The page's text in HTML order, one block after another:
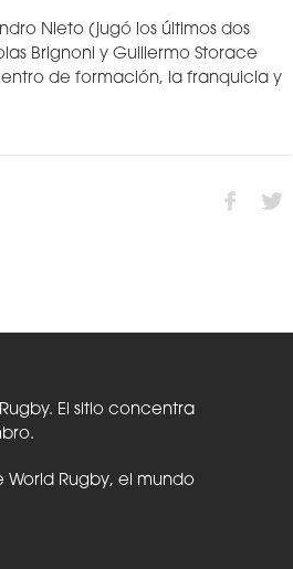
Nieto (jugó los últimos dos
Brignoni y Guillermo Storace
de formación, la franquicia y
El sitio concentra
World Rugby, el mundo